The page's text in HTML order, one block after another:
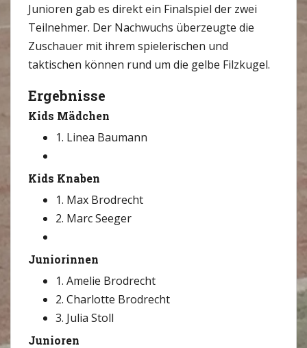
Junioren gab es direkt ein Finalspiel der zwei
Teilnehmer. Der Nachwuchs überzeugte die
Zuschauer mit ihrem spielerischen und
taktischen können rund um die gelbe Filzkugel.
Ergebnisse
Kids Mädchen
1. Linea Baumann
Kids Knaben
1. Max Brodrecht
2. Marc Seeger
Juniorinnen
1. Amelie Brodrecht
2. Charlotte Brodrecht
3. Julia Stoll
Junioren